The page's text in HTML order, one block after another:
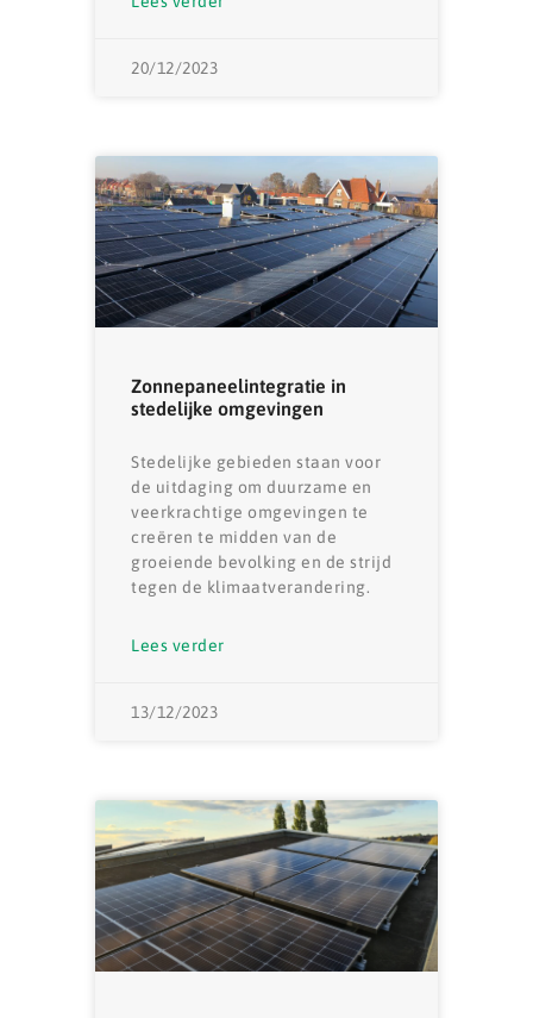
20/12/2023
Zonnepaneelintegratie in
stedelijke omgevingen
Stedelijke gebieden staan ​​voor
de uitdaging om duurzame en
veerkrachtige omgevingen te
creëren te midden van de
groeiende bevolking en de strijd
tegen de klimaatverandering.
Lees verder
13/12/2023